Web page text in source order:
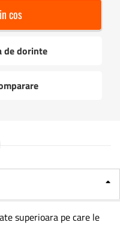
cos
de dorinte
superioara pe care le